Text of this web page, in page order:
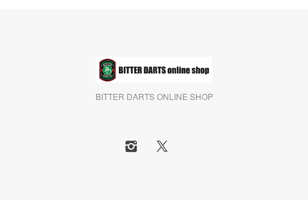
BITTER DARTS ONLINE SHOP